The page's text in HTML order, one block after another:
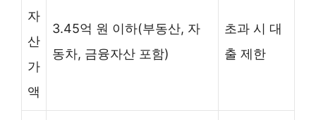
자
산
가
액
3.45억 원 이하(부동산, 자
동차, 금융자산 포함)
초과 시 대
출 제한